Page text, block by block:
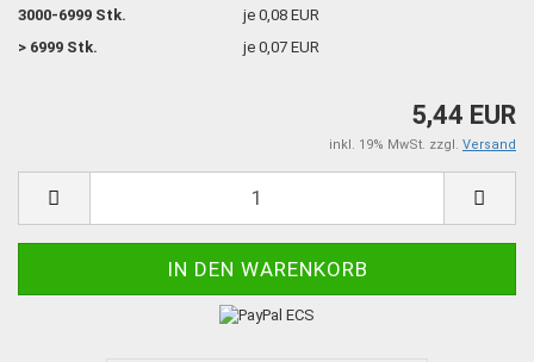
3000-6999 Stk.
je 0,08 EUR
> 6999 Stk.
je 0,07 EUR
5,44 EUR
inkl. 19% MwSt. zzgl. Versand